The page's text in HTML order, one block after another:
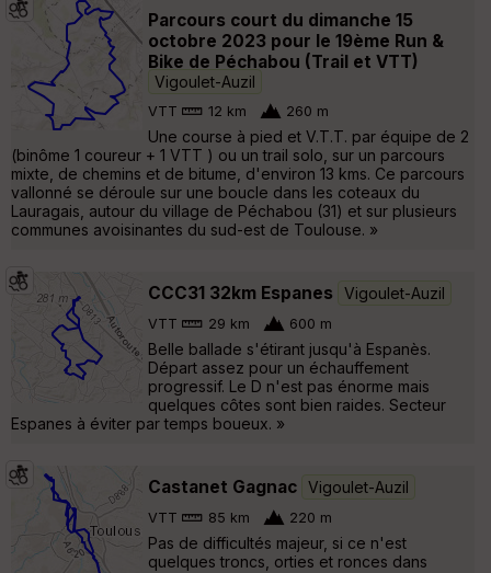
Parcours court du dimanche 15
octobre 2023 pour le 19ème Run &
Bike de Péchabou (Trail et VTT)
Vigoulet-Auzil
VTT 12 km 260 m
Une course à pied et V.T.T. par équipe de 2
(binôme 1 coureur + 1 VTT ) ou un trail solo, sur un parcours
mixte, de chemins et de bitume, d'environ 13 kms. Ce parcours
vallonné se déroule sur une boucle dans les coteaux du
Lauragais, autour du village de Péchabou (31) et sur plusieurs
communes avoisinantes du sud-est de Toulouse. »
CCC31 32km Espanes Vigoulet-Auzil
VTT 29 km 600 m
Belle ballade s'étirant jusqu'à Espanès.
Départ assez pour un échauffement
progressif. Le D n'est pas énorme mais
quelques côtes sont bien raides. Secteur
Espanes à éviter par temps boueux. »
Castanet Gagnac Vigoulet-Auzil
VTT 85 km 220 m
Pas de difficultés majeur, si ce n'est
quelques troncs, orties et ronces dans